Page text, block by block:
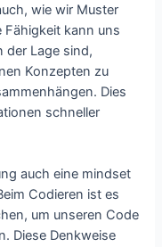
wie wir Muster
Fähigkeit kann uns
der Lage sind,
Konzepten zu
Dies
schneller
auch eine mindset
Codieren ist es
um unseren Code
Diese Denkweise